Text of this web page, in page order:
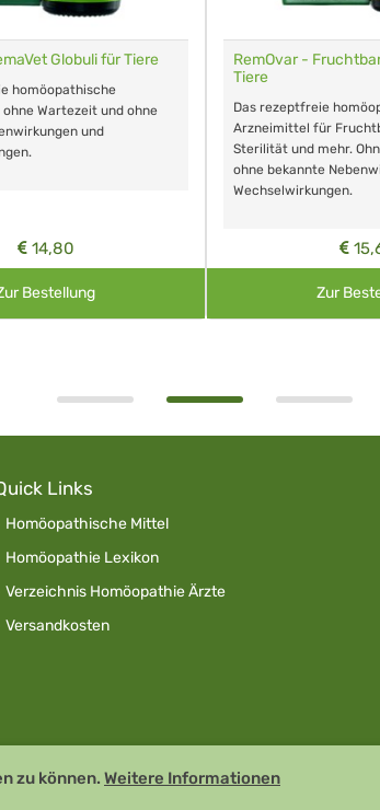
Globuli für Tiere
homöopathische
Wartezeit und ohne
und
14,80
Bestellung
RemOvar -
Tiere
Das rezeptfreie
Arzneimittel für
Sterilität und mehr.
ohne bekannte
Wechselwirkungen.
Zur
Links
Homöopathische Mittel
Homöopathie Lexikon
Verzeichnis Homöopathie Ärzte
Versandkosten
zertifiziert
zu können. Weitere Informationen